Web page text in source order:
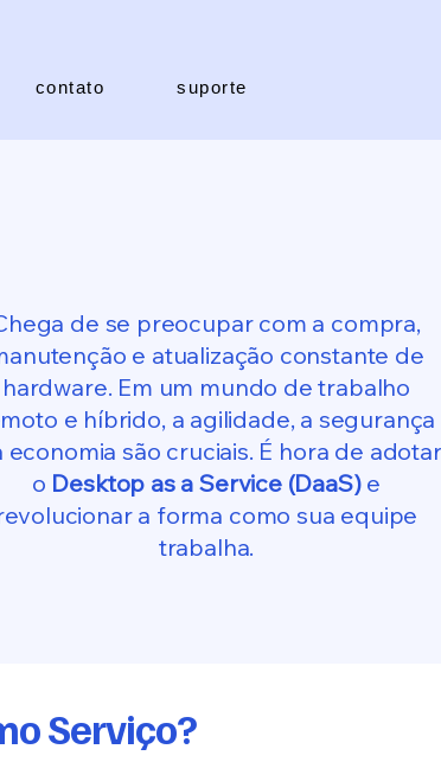
contato suporte
de se preocupar com a compra,
e atualização constante de
hardware. Em um mundo de trabalho
e híbrido, a agilidade, a segurança
economia são cruciais. É hora de adotar
o Desktop as a Service (DaaS)e
a forma como sua equipe
trabalha.
Serviço?